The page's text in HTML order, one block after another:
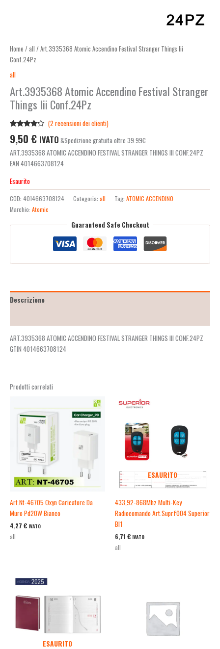
Home / all / Art.3935368 Atomic Accendino Festival Stranger Things Iii
Conf.24Pz
all
Art.3935368 Atomic Accendino Festival Stranger
Things Iii Conf.24Pz
4.00su
5 su
base di
(2 recensioni dei clienti)
9,50 € IVATO &Spedizione gratuita oltre 39.99€
ART.3935368 ATOMIC ACCENDINO FESTIVAL STRANGER THINGS III CONF.24PZ
EAN 4014663708124
Esaurito
COD: 4014663708124 Categoria: all Tag: ATOMIC ACCENDINO
Marchio: Atomic
Guaranteed Safe Checkout
Descrizione
ART.3935368 ATOMIC ACCENDINO FESTIVAL STRANGER THINGS III CONF.24PZ
GTIN 4014663708124
Prodotti correlati
Art.Nt-46705 Oxyn Caricatore Da
Muro Pd20W Bianco
4,27 € IVATO
all
ESAURITO
433,92-868Mhz Multi-Key
Radiocomando Art.Suprf004 Superior
Bl1
6,71 € IVATO
all
ESAURITO